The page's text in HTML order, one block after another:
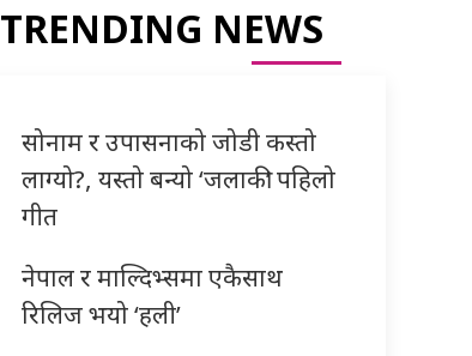
TRENDING NEWS
सोनाम र उपासनाको जोडी कस्तो
लाग्यो?, यस्तो बन्यो ‘जलाकी’ पहिलो
गीत
नेपाल र माल्दिभ्समा एकैसाथ
रिलिज भयो ‘हली’